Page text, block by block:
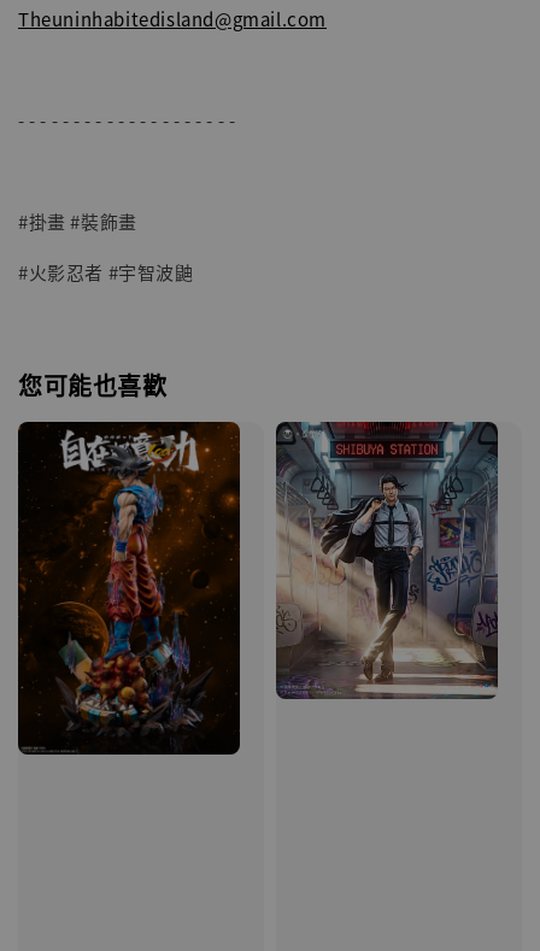
Theuninhabitedisland@gmail.com
- - - - - - - - - - - - - - - - - - - -
#掛畫 #裝飾畫
#火影忍者 #宇智波鼬
您可能也喜歡